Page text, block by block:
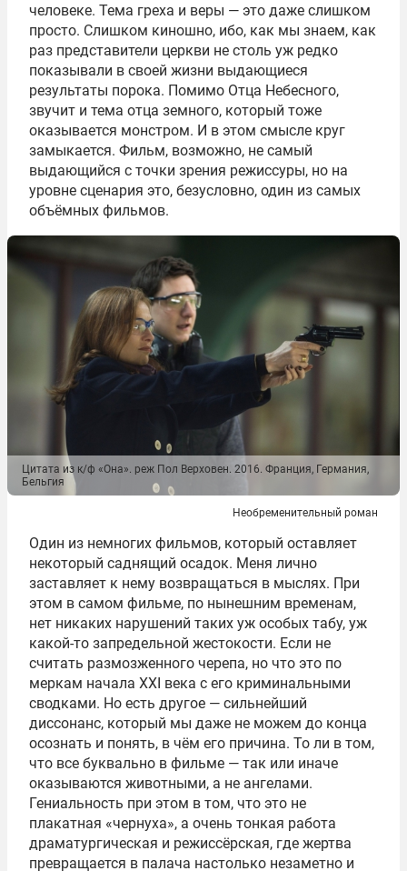
человеке. Тема греха и веры — это даже слишком
просто. Слишком киношно, ибо, как мы знаем, как
раз представители церкви не столь уж редко
показывали в своей жизни выдающиеся
результаты порока. Помимо Отца Небесного,
звучит и тема отца земного, который тоже
оказывается монстром. И в этом смысле круг
замыкается. Фильм, возможно, не самый
выдающийся с точки зрения режиссуры, но на
уровне сценария это, безусловно, один из самых
объёмных фильмов.
Цитата из к/ф «Она». реж Пол Верховен. 2016. Франция, Германия,
Бельгия
Необременительный роман
Один из немногих фильмов, который оставляет
некоторый саднящий осадок. Меня лично
заставляет к нему возвращаться в мыслях. При
этом в самом фильме, по нынешним временам,
нет никаких нарушений таких уж особых табу, уж
какой-то запредельной жестокости. Если не
считать размозженного черепа, но что это по
меркам начала XXI века с его криминальными
сводками. Но есть другое — сильнейший
диссонанс, который мы даже не можем до конца
осознать и понять, в чём его причина. То ли в том,
что все буквально в фильме — так или иначе
оказываются животными, а не ангелами.
Гениальность при этом в том, что это не
плакатная «чернуха», а очень тонкая работа
драматургическая и режиссёрская, где жертва
превращается в палача настолько незаметно и